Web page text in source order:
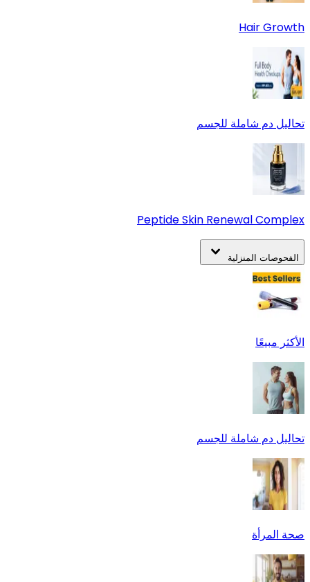
Hair Growth
تحاليل دم شاملة للجسم
Peptide Skin Renewal Complex
الفحوصات المنزلية
الأكثر مبيعًا
تحاليل دم شاملة للجسم
صحة المرأة